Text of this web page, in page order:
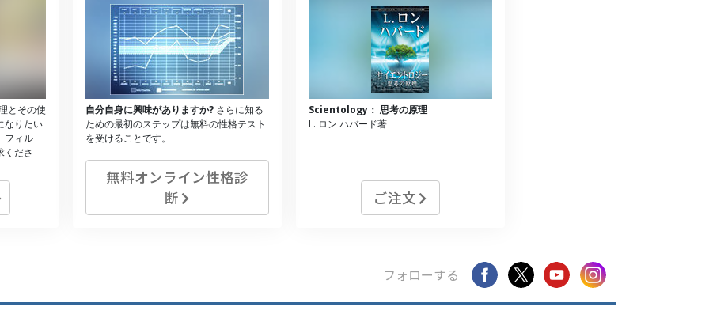
とその使
なりたい
フィル
くださ
自分自身に興味がありますか? さらに知る
ための最初のステップは無料の性格テスト
を受けることです。
無料オンライン性格診
断
Scientology： 思考の原理
L. ロン ハバード著
ご注文
フォローする